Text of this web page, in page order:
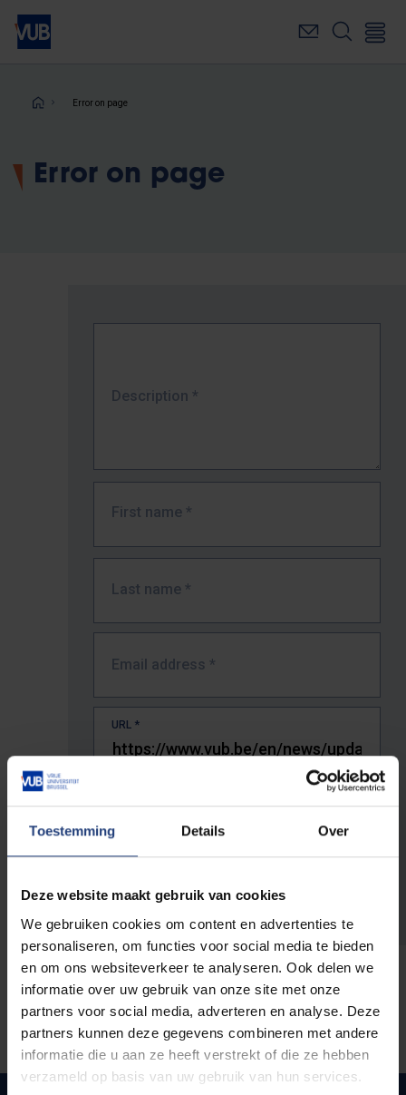
Toestemming Details Over
Deze website maakt gebruik van cookies
We gebruiken cookies om content en advertenties te
personaliseren, om functies voor social media te bieden
en om ons websiteverkeer te analyseren. Ook delen we
informatie over uw gebruik van onze site met onze
partners voor social media, adverteren en analyse. Deze
partners kunnen deze gegevens combineren met andere
informatie die u aan ze heeft verstrekt of die ze hebben
verzameld op basis van uw gebruik van hun services.
Skip
main
Breadcrumb
Error on page
Error on page
Description *
First name *
Last name *
Email address *
URL *
The full URL of the page where you encountered the error.